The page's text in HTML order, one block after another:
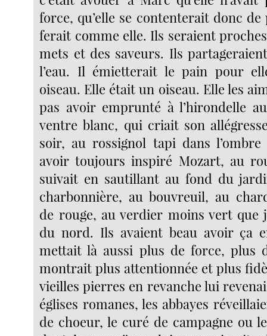
force, qu’elle se contenterait donc
ferait comme elle. Ils seraient
mets et des saveurs. Ils
l’eau. Il émietterait le pain pour
oiseau. Elle était un oiseau. Elle les
pas avoir emprunté à l’hirondelle
ventre blanc, qui criait son
soir, au rossignol tapi dans
avoir toujours inspiré Mozart, au
suivait en sautillant au fond du
charbonnière, au bouvreuil, au
de rouge, au verdier moins vert que
du nord. Ils avaient beau avoir ça
mettait là aussi plus de force, plus
montrait plus attentionnée et plus
vieilles pierres en revanche lui
églises romanes, les abbayes
de choeur, le curé de campagne ou